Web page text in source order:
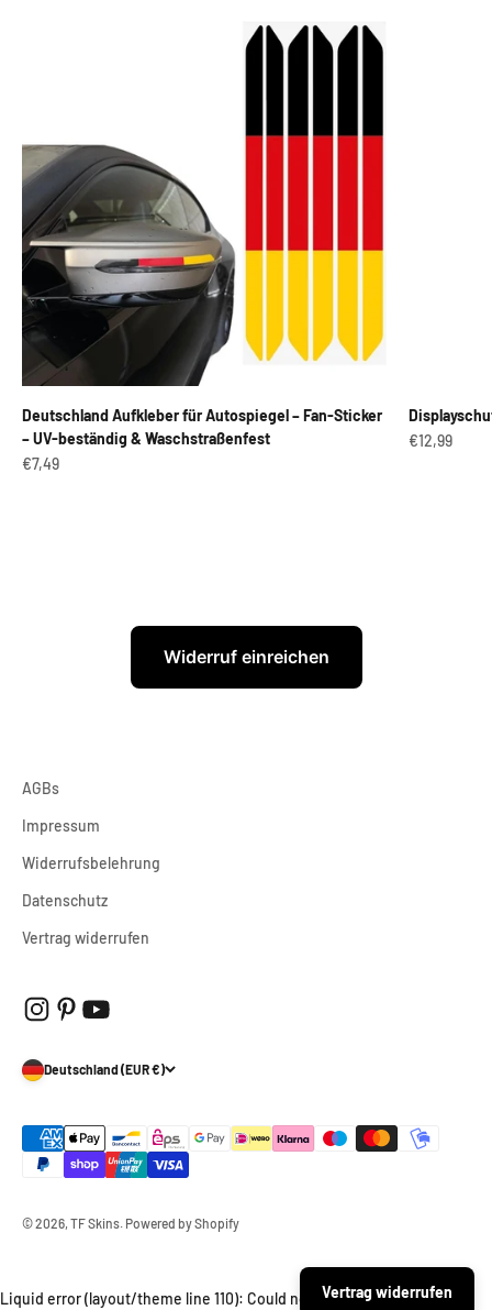
Deutschland Aufkleber für Autospiegel – Fan-Sticker
– UV-beständig & Waschstraßenfest
Angebot
€7,49
Angebot
€12,99
Widerruf einreichen
AGBs
Impressum
Widerrufsbelehrung
Datenschutz
Vertrag widerrufen
Deutschland (EUR €)
© 2026, TF Skins. Powered by Shopify
Liquid error (layout/theme line 110): Could not find assetVertrag widerrufen